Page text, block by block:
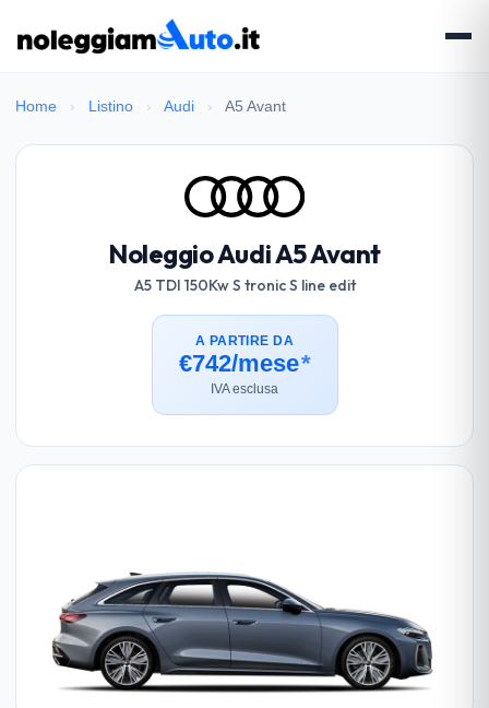
Home › Listino › Audi › A5 Avant
Noleggio Audi A5 Avant
A5 TDI 150Kw S tronic S line edit
A PARTIRE DA
€742/mese*
IVA esclusa